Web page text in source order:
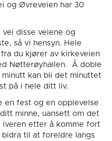
og Øvreveien har 30
vei disse veiene og
så vi hensyn. Hele
du kjører av kirkeveien
Nøtterøyhallen. Å doble
kan bli det minuttet
på i hele ditt liv.
en fest og en opplevelse
minne, uansett om det
iveren etter å komme fort
til at foreldre langs